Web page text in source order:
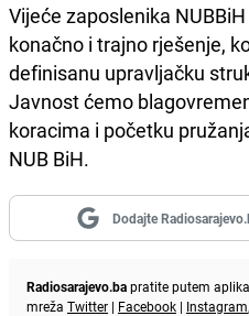
Vijeće zaposlenika
konačno i trajno rješenje,
definisanu upravljačku
Javnost ćemo
koracima i početku
NUB BiH.
Dodajte
Radiosarajevo.bapratite putem
mreža Twitter | Facebook | Instagram